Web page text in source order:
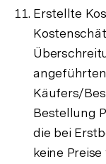
Erstellte
Käufers/
Bestellung
die bei
keine